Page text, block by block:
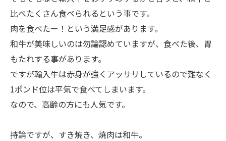
比べたくさん食べられるという事です。
肉を食べたー！という満足感があります。
和牛が美味しいのは勿論認めていますが、食べた後、胃
もたれする事があります。
ですが輸入牛は赤身が強くアッサリしているので難なく
1ポンド位は平気で食べてしまいます。
なので、高齢の方にも人気です。
持論ですが、すき焼き、焼肉は和牛。